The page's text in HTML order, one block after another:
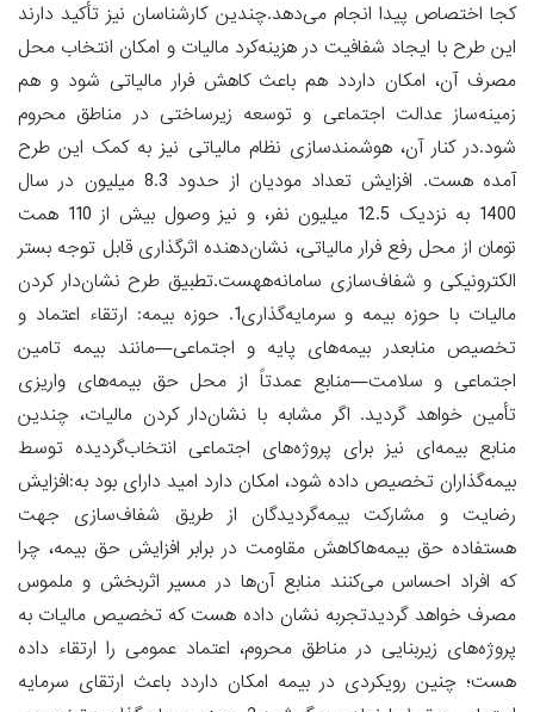
کجا اختصاص پیدا انجام می‌دهد.چندین کارشناسان نیز تأکید دارند
این طرح با ایجاد شفافیت در هزینه‌کرد مالیات و امکان انتخاب محل
مصرف آن، امکان داردد هم باعث کاهش فرار مالیاتی شود و هم
زمینه‌ساز عدالت اجتماعی و توسعه زیرساختی در مناطق محروم
شود.در کنار آن، هوشمندسازی نظام مالیاتی نیز به کمک این طرح
آمده هست. افزایش تعداد مودیان از حدود 8.3 میلیون در سال
1400 به نزدیک 12.5 میلیون نفر، و نیز وصول بیش از 110 همت
تومان از محل رفع فرار مالیاتی، نشان‌دهنده اثرگذاری قابل توجه بستر
الکترونیکی و شفاف‌سازی سامانه‌ههست.تطبیق طرح نشان‌دار کردن
مالیات با حوزه بیمه و سرمایه‌گذاری1. حوزه بیمه: ارتقاء اعتماد و
تخصیص منابعدر بیمه‌های پایه و اجتماعی—مانند بیمه تامین
اجتماعی و سلامت—منابع عمدتاً از محل حق بیمه‌های واریزی
تأمین خواهد گردید. اگر مشابه با نشان‌دار کردن مالیات، چندین
منابع بیمه‌ای نیز برای پروژه‌های اجتماعی انتخاب‌گردیده توسط
بیمه‌گذاران تخصیص داده شود، امکان دارد امید دارای بود به:افزایش
رضایت و مشارکت بیمه‌گردیدگان از طریق شفاف‌سازی جهت
هستفاده حق بیمه‌هاکاهش مقاومت در برابر افزایش حق بیمه، چرا
که افراد احساس می‌کنند منابع آن‌ها در مسیر اثربخش و ملموس
مصرف خواهد گردیدتجربه نشان‌ داده هست که تخصیص مالیات به
پروژه‌های زیربنایی در مناطق محروم، اعتماد عمومی را ارتقاء داده
هست؛ چنین رویکردی در بیمه امکان داردد باعث ارتقای سرمایه